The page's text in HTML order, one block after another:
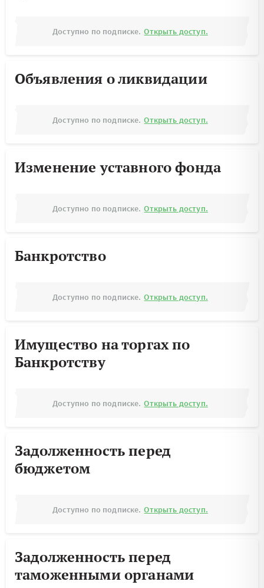
Доступно по подписке. Открыть доступ.
Объявления о ликвидации
Доступно по подписке. Открыть доступ.
Изменение уставного фонда
Доступно по подписке. Открыть доступ.
Банкротство
Доступно по подписке. Открыть доступ.
Имущество на торгах по
Банкротству
Доступно по подписке. Открыть доступ.
Задолженность перед
бюджетом
Доступно по подписке. Открыть доступ.
Задолженность перед
таможенными органами